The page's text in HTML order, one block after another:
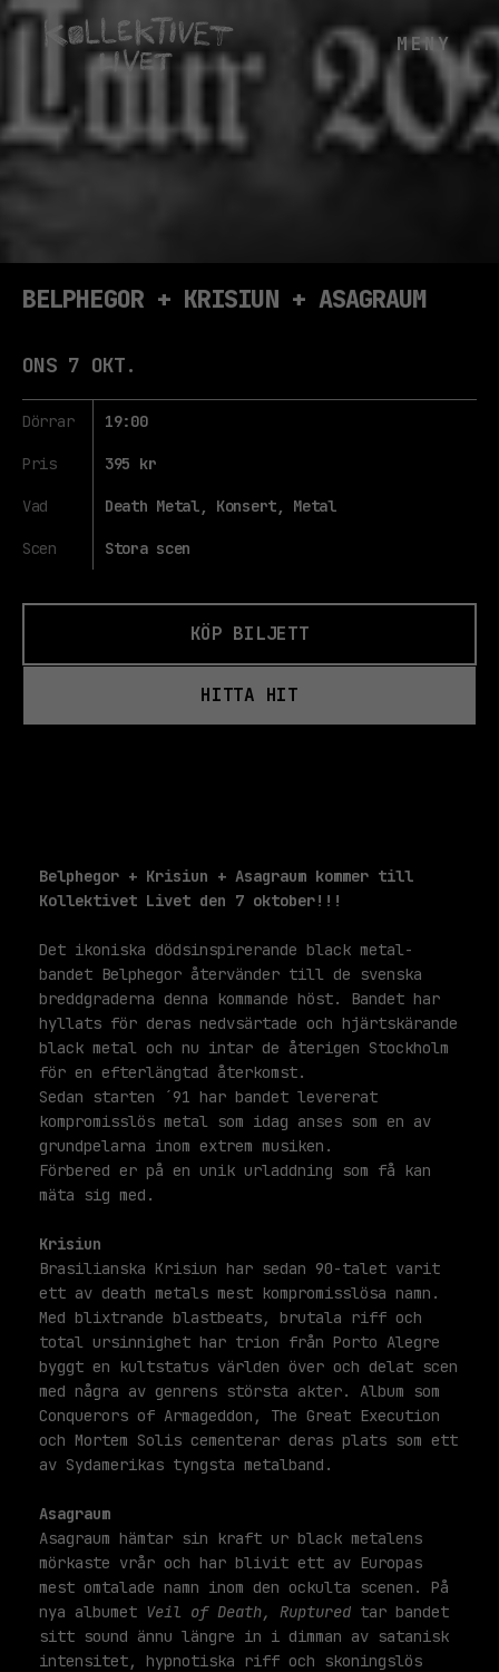
BELPHEGOR + KRISIUN + ASAGRAUM
ONS 7 OKT.
Dörrar 19:00
Pris 395 kr
Vad Death Metal, Konsert, Metal
Scen Stora scen
KÖP BILJETT
HITTA HIT
Belphegor + Krisiun + Asagraum kommer till
Kollektivet Livet den 7 oktober!!!
Det ikoniska dödsinspirerande black metal-
bandet Belphegor återvänder till de svenska
breddgraderna denna kommande höst. Bandet har
hyllats för deras nedvsärtade och hjärtskärande
black metal och nu intar de återigen Stockholm
för en efterlängtad återkomst.
Sedan starten ´91 har bandet levererat
kompromisslös metal som idag anses som en av
grundpelarna inom extrem musiken.
Förbered er på en unik urladdning som få kan
mäta sig med.
Krisiun
Brasilianska Krisiun har sedan 90-talet varit
ett av death metals mest kompromisslösa namn.
Med blixtrande blastbeats, brutala riff och
total ursinnighet har trion från Porto Alegre
byggt en kultstatus världen över och delat scen
med några av genrens största akter. Album som
Conquerors of Armageddon, The Great Execution
och Mortem Solis cementerar deras plats som ett
av Sydamerikas tyngsta metalband.
Asagraum
Asagraum hämtar sin kraft ur black metalens
mörkaste vrår och har blivit ett av Europas
mest omtalade namn inom den ockulta scenen. På
nya albumet Veil of Death, Ruptured tar bandet
sitt sound ännu längre in i dimman av satanisk
intensitet, hypnotiska riff och skoningslös